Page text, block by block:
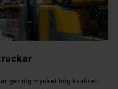
ger dig mycket hög kvalitet,